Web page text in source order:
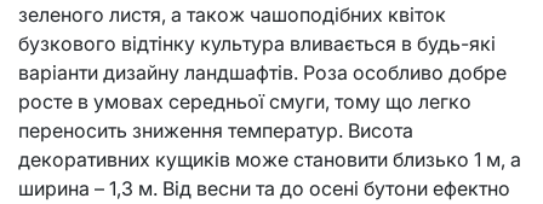
зеленого листя, а також чашоподібних квіток
бузкового відтінку культура вливається в будь-які
варіанти дизайну ландшафтів. Роза особливо добре
росте в умовах середньої смуги, тому що легко
переносить зниження температур. Висота
декоративних кущиків може становити близько 1 м, а
ширина – 1,3 м. Від весни та до осені бутони ефектно